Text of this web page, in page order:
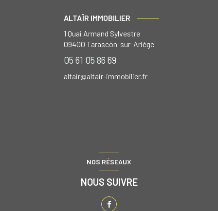
ALTAÏR IMMOBILIER
1 Quai Armand Sylvestre
09400 Tarascon-sur-Ariège
05 61 05 86 69
altair@altair-immobilier.fr
NOS RÉSEAUX
NOUS SUIVRE